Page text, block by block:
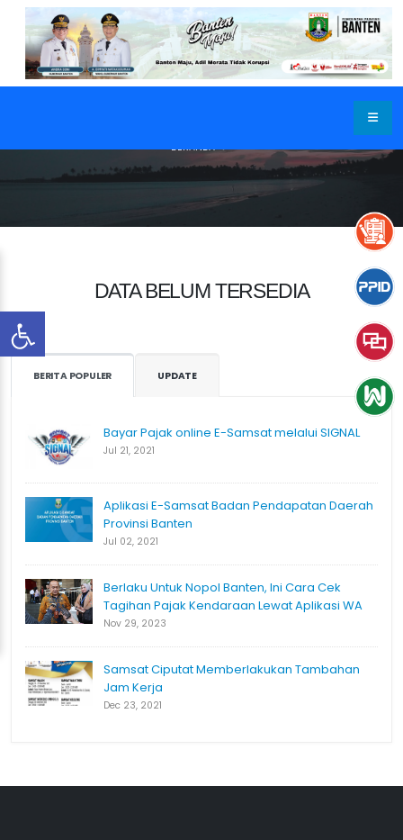
BERANDA
DATA BELUM TERSEDIA
BERITA POPULER UPDATE
Bayar Pajak online E-Samsat melalui SIGNAL
Jul 21, 2021
Aplikasi E-Samsat Badan Pendapatan Daerah
Provinsi Banten
Jul 02, 2021
Berlaku Untuk Nopol Banten, Ini Cara Cek
Tagihan Pajak Kendaraan Lewat Aplikasi WA
Nov 29, 2023
Samsat Ciputat Memberlakukan Tambahan
Jam Kerja
Dec 23, 2021